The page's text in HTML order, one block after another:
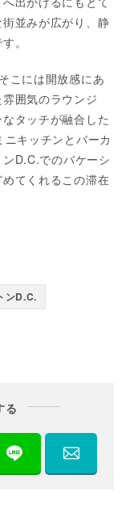
並みが広がり、静
。
こには開放感にあ
囲気のラウンジ
タッチが融合した
キッチンとバーカ
D.C.でのバケーシ
てくれるこの滞在
ンD.C.
る